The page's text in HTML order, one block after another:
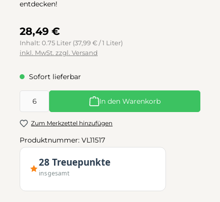
entdecken!
28,49 €
Inhalt: 0.75 Liter (37,99 € / 1 Liter)
inkl. MwSt. zzgl. Versand
Sofort lieferbar
Produkt Anzahl: Gib den gewünschten Wert ein oder
In den Warenkorb
Zum Merkzettel hinzufügen
Produktnummer: VL11517
28 Treuepunkte
insgesamt